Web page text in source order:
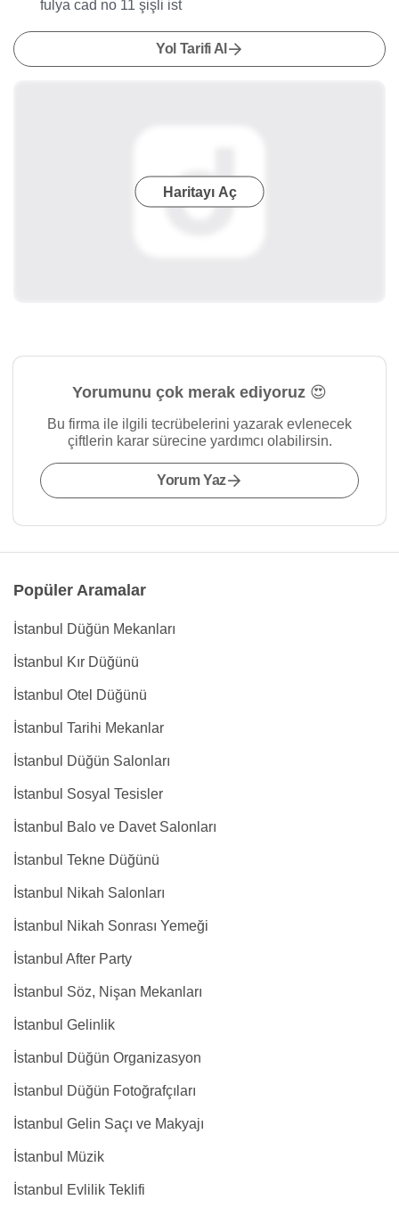
fulya cad no 11 şişli ist
Yol Tarifi Al
Haritayı Aç
Yorumunu çok merak ediyoruz 😍
Bu firma ile ilgili tecrübelerini yazarak evlenecek
çiftlerin karar sürecine yardımcı olabilirsin.
Yorum Yaz
Popüler Aramalar
İstanbul Düğün Mekanları
İstanbul Kır Düğünü
İstanbul Otel Düğünü
İstanbul Tarihi Mekanlar
İstanbul Düğün Salonları
İstanbul Sosyal Tesisler
İstanbul Balo ve Davet Salonları
İstanbul Tekne Düğünü
İstanbul Nikah Salonları
İstanbul Nikah Sonrası Yemeği
İstanbul After Party
İstanbul Söz, Nişan Mekanları
İstanbul Gelinlik
İstanbul Düğün Organizasyon
İstanbul Düğün Fotoğrafçıları
İstanbul Gelin Saçı ve Makyajı
İstanbul Müzik
İstanbul Evlilik Teklifi